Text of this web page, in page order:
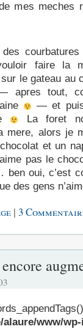
mes
des
faire la
le gateau au
apres tout,
— et
La foret
mere, alors je
et un
pas le
ben oui, c’est
des gens
| 3
alaure/www/